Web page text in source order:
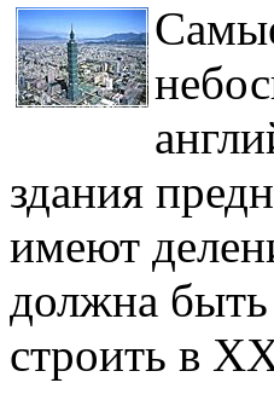
здания
имеют
должна
строить в